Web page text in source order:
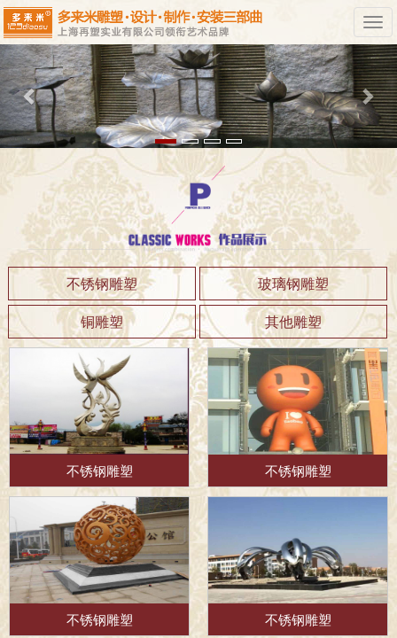
Previous
不锈钢雕塑
玻璃钢雕塑
铜雕塑
其他雕塑
不锈钢雕塑 不锈钢雕塑
不锈钢雕塑 不锈钢雕塑